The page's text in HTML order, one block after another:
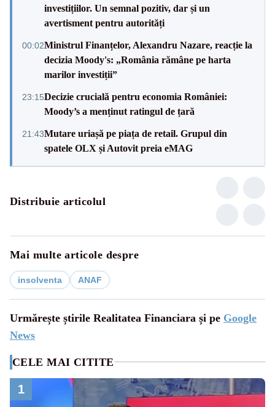
investițiilor. Un semnal pozitiv, dar și un
avertisment pentru autorități
00:02Ministrul Finanțelor, Alexandru Nazare, reacție la
decizia Moody's: „România rămâne pe harta
marilor investiții”
23:15Decizie crucială pentru economia României:
Moody’s a menținut ratingul de țară
21:43Mutare uriașă pe piața de retail. Grupul din
spatele OLX și Autovit preia eMAG
Distribuie articolul
Mai multe articole despre
insolventa ANAF
Urmărește știrile Realitatea Financiara și pe Google
News
CELE MAI CITITE
1